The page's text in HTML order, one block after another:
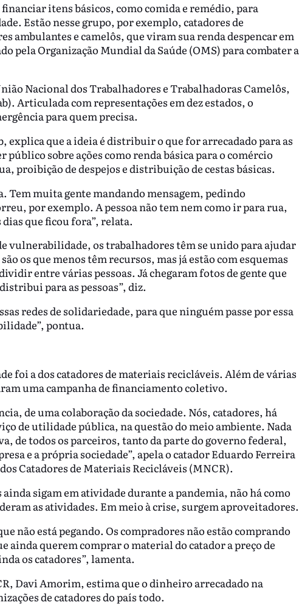
itens básicos, como comida e remédio, para
Estão nesse grupo, por exemplo, catadores de
ambulantes e camelôs, que viram sua renda despencar em
pela Organização Mundial da Saúde (OMS) para combater a
Nacional dos Trabalhadores e Trabalhadoras Camelôs,
Articulada com representações em dez estados, o
para quem precisa.
explica que a ideia é distribuir o que for arrecadado para as
público sobre ações como renda básica para o comércio
proibição de despejos e distribuição de cestas básicas.
Tem muita gente mandando mensagem, pedindo
por exemplo. A pessoa não tem nem como ir para rua,
que ficou fora”, relata.
vulnerabilidade, os trabalhadores têm se unido para ajudar
os que menos têm recursos, mas já estão com esquemas
entre várias pessoas. Já chegaram fotos de gente que
para as pessoas”, diz.
redes de solidariedade, para que ninguém passe por essa
pontua.
foi a dos catadores de materiais recicláveis. Além de várias
uma campanha de financiamento coletivo.
de uma colaboração da sociedade. Nós, catadores, há
de utilidade pública, na questão do meio ambiente. Nada
de todos os parceiros, tanto da parte do governo federal,
e a própria sociedade”, apela o catador Eduardo Ferreira
Catadores de Materiais Recicláveis (MNCR).
sigam em atividade durante a pandemia, não há como
as atividades. Em meio à crise, surgem aproveitadores.
não está pegando. Os compradores não estão comprando
ainda querem comprar o material do catador a preço de
os catadores”, lamenta.
Davi Amorim, estima que o dinheiro arrecadado na
de catadores do país todo.